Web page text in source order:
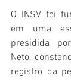
O INSV foi
em uma
presidida
Neto,
registro da